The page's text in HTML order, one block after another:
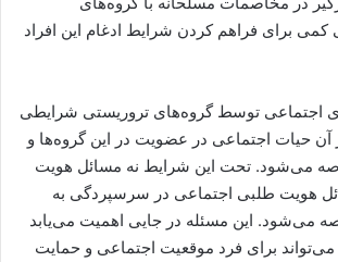
کمی برای فراهم کردن شرایط ادغام این افراد
توسط گروه‌های تروریستی شرایطی
آن حیات اجتماعی در عضویت در این گروه‌ها و
می‌شود. تحت این شرایط نه مسائل هویت
هویت طلبی اجتماعی در سرسپردگی به
می‌شود. این مسئله در جایی اهمیت می‌یابد
برای فرد موقعیت اجتماعی و حمایت